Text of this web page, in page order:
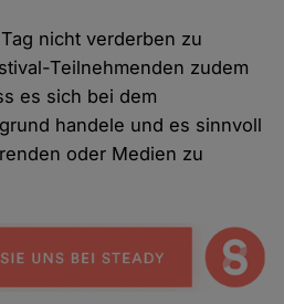
nicht verderben zu
Teilnehmenden zudem
es sich bei dem
handele und es sinnvoll
oder Medien zu